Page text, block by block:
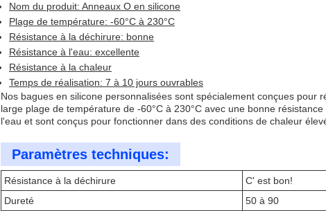
Nom du produit: Anneaux O en silicone
Plage de température: -60°C à 230°C
Résistance à la déchirure: bonne
Résistance à l'eau: excellente
Résistance à la chaleur
Temps de réalisation: 7 à 10 jours ouvrables
Nos bagues en silicone personnalisées sont spécialement conçues pour
large plage de température de -60°C à 230°C avec une bonne
l'eau et sont conçus pour fonctionner dans des conditions de chaleur
Paramètres techniques:
Résistance à la déchirure
C' est bon!
Dureté
50 à 90